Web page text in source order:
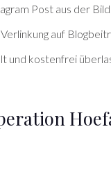
Post aus der
auf
und kostenfrei